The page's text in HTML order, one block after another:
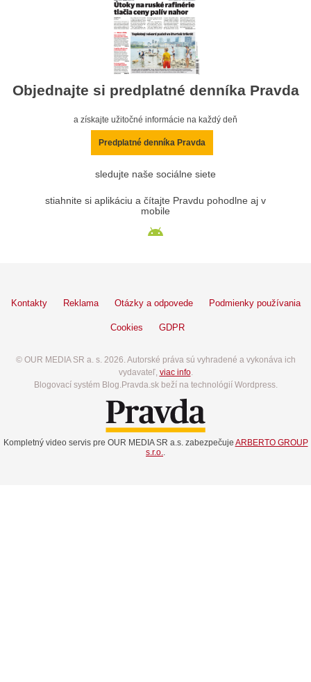
Objednajte si predplatné denníka Pravda
a získajte užitočné informácie na každý deň
Predplatné denníka Pravda
sledujte naše sociálne siete
stiahnite si aplikáciu a čítajte Pravdu pohodlne aj v
mobile
Kontakty Reklama Otázky a odpovede Podmienky používania
Cookies GDPR
© OUR MEDIA SR a. s. 2026. Autorské práva sú vyhradené a vykonáva ich
vydavateľ, viac info.
Blogovací systém Blog.Pravda.sk beží na technológií Wordpress.
Kompletný video servis pre OUR MEDIA SR a.s. zabezpečuje ARBERTO GROUP
s.r.o.